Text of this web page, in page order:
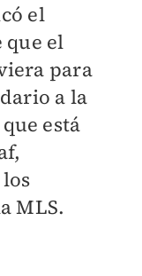
el
que el
para
a la
está
MLS.